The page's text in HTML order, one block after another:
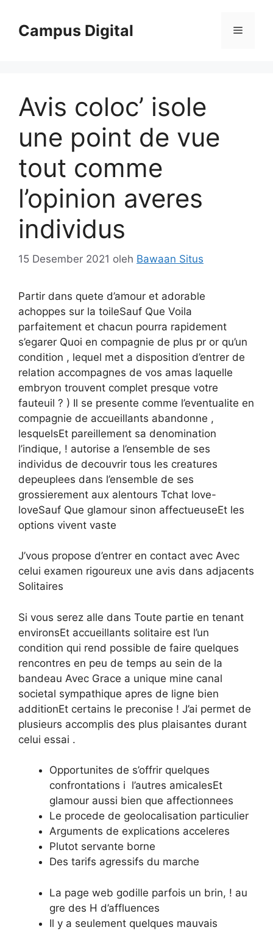
Campus Digital Menu
Avis coloc’ isole
une point de vue
tout comme
l’opinion averes
individus
15 Desember 2021 oleh Bawaan Situs
Partir dans quete d’amour et adorable
achoppes sur la toileSauf Que Voila
parfaitement et chacun pourra rapidement
s’egarer Quoi en compagnie de plus pr or qu’un
condition , lequel met a disposition d’entrer de
relation accompagnes de vos amas laquelle
embryon trouvent complet presque votre
fauteuil ? ) Il se presente comme l’eventualite en
compagnie de accueillants abandonne ,
lesquelsEt pareillement sa denomination
l’indique, ! autorise a l’ensemble de ses
individus de decouvrir tous les creatures
depeuplees dans l’ensemble de ses
grossierement aux alentours Tchat love-
loveSauf Que glamour sinon affectueuseEt les
options vivent vaste
J’vous propose d’entrer en contact avec Avec
celui examen rigoureux une avis dans adjacents
Solitaires
Si vous serez alle dans Toute partie en tenant
environsEt accueillants solitaire est l’un
condition qui rend possible de faire quelques
rencontres en peu de temps au sein de la
bandeau Avec Grace a unique mine canal
societal sympathique apres de ligne bien
additionEt certains le preconise ! J’ai permet de
plusieurs accomplis des plus plaisantes durant
celui essai .
Opportunites de s’offrir quelques
confrontations i l’autres amicalesEt
glamour aussi bien que affectionnees
Le procede de geolocalisation particulier
Arguments de explications acceleres
Plutot servante borne
Des tarifs agressifs du marche
La page web godille parfois un brin, ! au
gre des H d’affluences
Il y a seulement quelques mauvais